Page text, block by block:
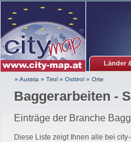
Länder
» Austria » Tirol » Osttirol » Orte
Baggerarbeiten -
Einträge der Branche
Diese Liste zeigt Ihnen alle bei